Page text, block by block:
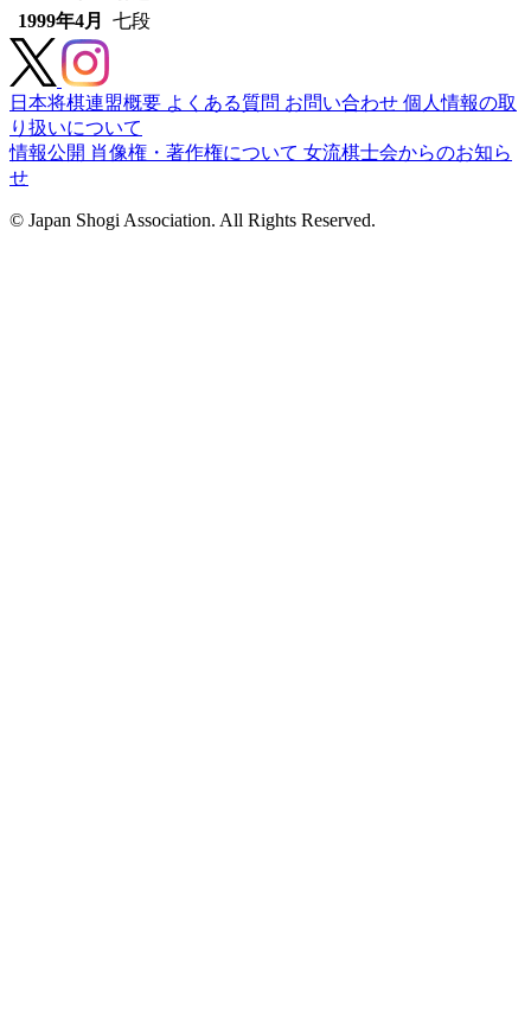
1999年4月
七段
日本将棋連盟概要 よくある質問 お問い合わせ 個人情報の取
り扱いについて
情報公開 肖像権・著作権について 女流棋士会からのお知ら
せ
© Japan Shogi Association. All Rights Reserved.